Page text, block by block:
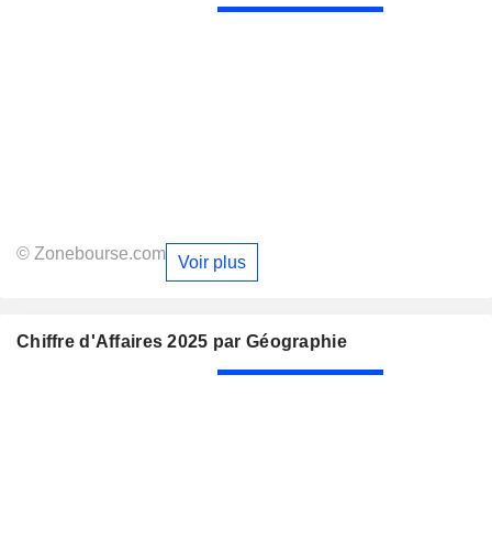
© Zonebourse.com Voir plus
Chiffre d'Affaires 2025 par Géographie